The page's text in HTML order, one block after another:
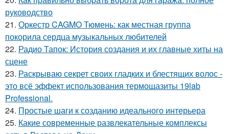
руководство
21. Оркестр CAGMO Тюмень: как местная группа
покорила сердца музыкальных любителей
22. Радио Тапок: История создания и их главные хиты на
сцене
23. Раскрываю секрет своих гладких и блестящих волос -
это всё эффект использования термощазиты 19lab
Professional.
24. Простые шаги к созданию идеального интерьера
25. Какие современные развлекательные комплексы